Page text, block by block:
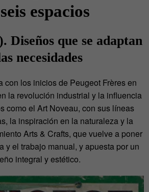
espacios
Diseños que se adaptan
necesidades
con los inicios de Peugeot Frères en
la revolución industrial y la influencia
como el Art Noveau, con sus líneas
la inspiración en la naturaleza y la
Arts & Crafts, que vuelve a poner
y el trabajo manual, y apuesta por un
integral y estético.